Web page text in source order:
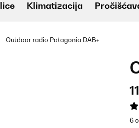
Klimatizacija
Outdoor radio Patagonia DAB+
6